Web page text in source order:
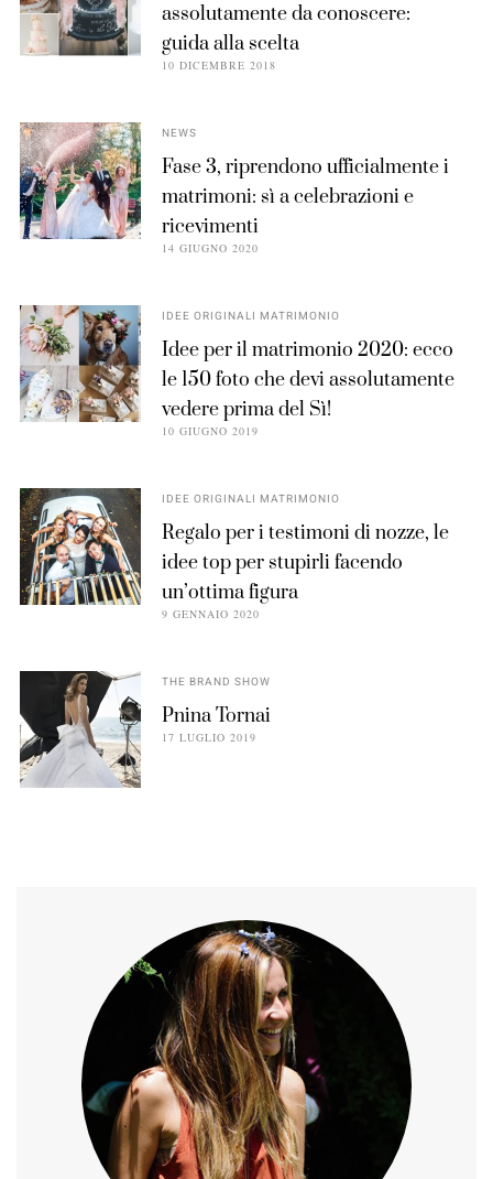
assolutamente da conoscere:
guida alla scelta
10 DICEMBRE 2018
NEWS
Fase 3, riprendono ufficialmente i
matrimoni: sì a celebrazioni e
ricevimenti
14 GIUGNO 2020
IDEE ORIGINALI MATRIMONIO
Idee per il matrimonio 2020: ecco
le 150 foto che devi assolutamente
vedere prima del Sì!
10 GIUGNO 2019
IDEE ORIGINALI MATRIMONIO
Regalo per i testimoni di nozze, le
idee top per stupirli facendo
un’ottima figura
9 GENNAIO 2020
THE BRAND SHOW
Pnina Tornai
17 LUGLIO 2019